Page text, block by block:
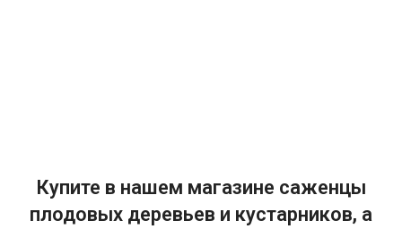
Купите в нашем магазине саженцы
плодовых деревьев и кустарников, а